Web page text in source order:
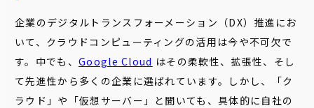
企業のデジタルトランスフォーメーション（DX）推進にお
いて、クラウドコンピューティングの活用は今や不可欠で
す。中でも、 Google Cloud はその柔軟性、拡張性、そし
て先進性から多くの企業に選ばれています。しかし、「ク
ラウド」や「仮想サーバー」と聞いても、具体的に自社の